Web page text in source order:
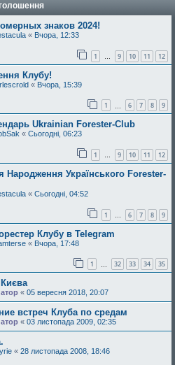
знаков 2024!
« Вчора, 12:33
1 … 9 10 11 12
Клубу!
« Вчора, 15:39
1 6 7 8 9
Ukrainian Forester-Club
« Сьогодні, 06:23
1 … 9 10 11 12
Народження Українського Forester-
« Сьогодні, 04:52
1 … 6 7 8 9
Клубу в Telegram
« Вчора, 17:48
1 32 33 34 35
« 05 вересня 2018, 20:07
встреч Клуба по средам
« 03 листопада 2009, 02:35
« 28 листопада 2008, 18:46